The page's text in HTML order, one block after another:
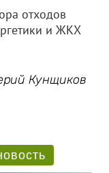
отходов
и ЖКХ
Кунщиков